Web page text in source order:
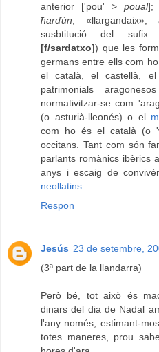
anterior ['pou' >poual];
ħarďún, «llargandaix»,
susbtitució del sufix
[f/sardatxo]) que les
germans entre ells com
el català, el castellà, el
patrimonials
normativitzar-se com
(o asturià-lleonés) o el
com ho és el català (o
occitans. Tant com són
parlants romànics ibèrics
anys i escaig de
neollatins.
Respon
Jesús 23 de setembre,
(3ª part de la llandarra)
Però bé, tot això és
dinars del dia de Nadal
l'any només, estimant-
totes maneres, prou